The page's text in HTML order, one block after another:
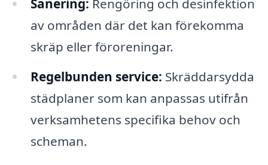
Sanering: Rengöring och desinfektion
av områden där det kan förekomma
skräp eller föroreningar.
Regelbunden service: Skräddarsydda
städplaner som kan anpassas utifrån
verksamhetens specifika behov och
scheman.